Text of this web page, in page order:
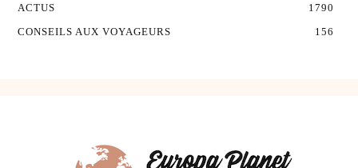
ACTUS
1790
CONSEILS AUX VOYAGEURS
156